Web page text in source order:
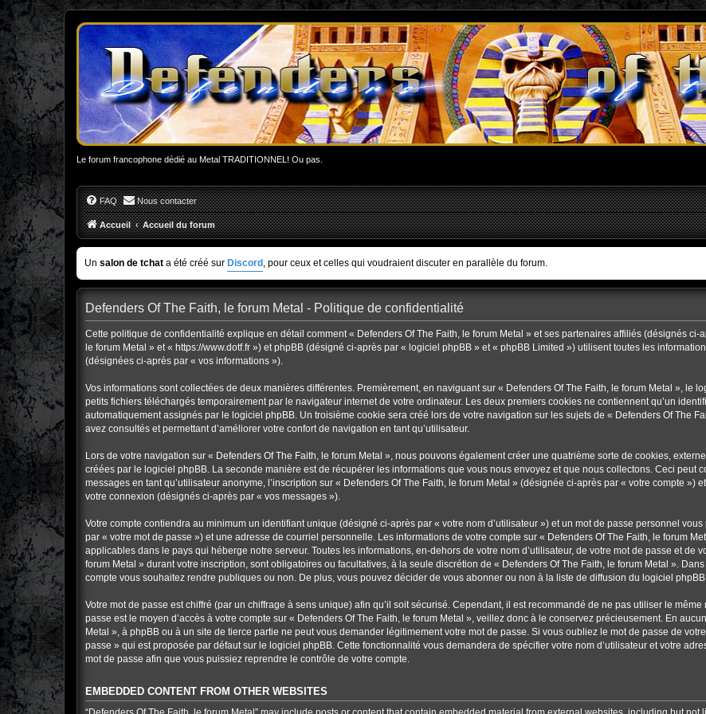
Le forum francophone dédié au Metal TRADITIONNEL! Ou pas.
FAQ Nous contacter
Accueil Accueil du forum
Un salon de tchat a été créé sur Discord , pour ceux et celles qui voudraient discuter en parallèle du forum.
Defenders Of The Faith, le forum Metal - Politique de confidentialité
Cette politique de confidentialité explique en détail comment « Defenders Of The Faith, le forum Metal » et ses partenaires affiliés (désignés ci-
le forum Metal » et « https://www.dotf.fr ») et phpBB (désigné ci-après par « logiciel phpBB » et « phpBB Limited ») utilisent toutes les
(désignées ci-après par « vos informations »).
Vos informations sont collectées de deux manières différentes. Premièrement, en naviguant sur « Defenders Of The Faith, le forum Metal », le
petits fichiers téléchargés temporairement par le navigateur internet de votre ordinateur. Les deux premiers cookies ne contiennent qu’un
automatiquement assignés par le logiciel phpBB. Un troisième cookie sera créé lors de votre navigation sur les sujets de « Defenders Of The
avez consultés et permettant d’améliorer votre confort de navigation en tant qu’utilisateur.
Lors de votre navigation sur « Defenders Of The Faith, le forum Metal », nous pouvons également créer une quatrième sorte de cookies,
créées par le logiciel phpBB. La seconde manière est de récupérer les informations que vous nous envoyez et que nous collectons. Ceci
messages en tant qu’utilisateur anonyme, l’inscription sur « Defenders Of The Faith, le forum Metal » (désignée ci-après par « votre compte
votre connexion (désignés ci-après par « vos messages »).
Votre compte contiendra au minimum un identifiant unique (désigné ci-après par « votre nom d’utilisateur ») et un mot de passe personnel
par « votre mot de passe ») et une adresse de courriel personnelle. Les informations de votre compte sur « Defenders Of The Faith, le forum
applicables dans le pays qui héberge notre serveur. Toutes les informations, en-dehors de votre nom d’utilisateur, de votre mot de passe et de
forum Metal » durant votre inscription, sont obligatoires ou facultatives, à la seule discrétion de « Defenders Of The Faith, le forum Metal ».
compte vous souhaitez rendre publiques ou non. De plus, vous pouvez décider de vous abonner ou non à la liste de diffusion du logiciel
Votre mot de passe est chiffré (par un chiffrage à sens unique) afin qu’il soit sécurisé. Cependant, il est recommandé de ne pas utiliser le
passe est le moyen d’accès à votre compte sur « Defenders Of The Faith, le forum Metal », veillez donc à le conservez précieusement. En
Metal », à phpBB ou à un site de tierce partie ne peut vous demander légitimement votre mot de passe. Si vous oubliez le mot de passe de
passe » qui est proposée par défaut sur le logiciel phpBB. Cette fonctionnalité vous demandera de spécifier votre nom d’utilisateur et votre
mot de passe afin que vous puissiez reprendre le contrôle de votre compte.
EMBEDDED CONTENT FROM OTHER WEBSITES